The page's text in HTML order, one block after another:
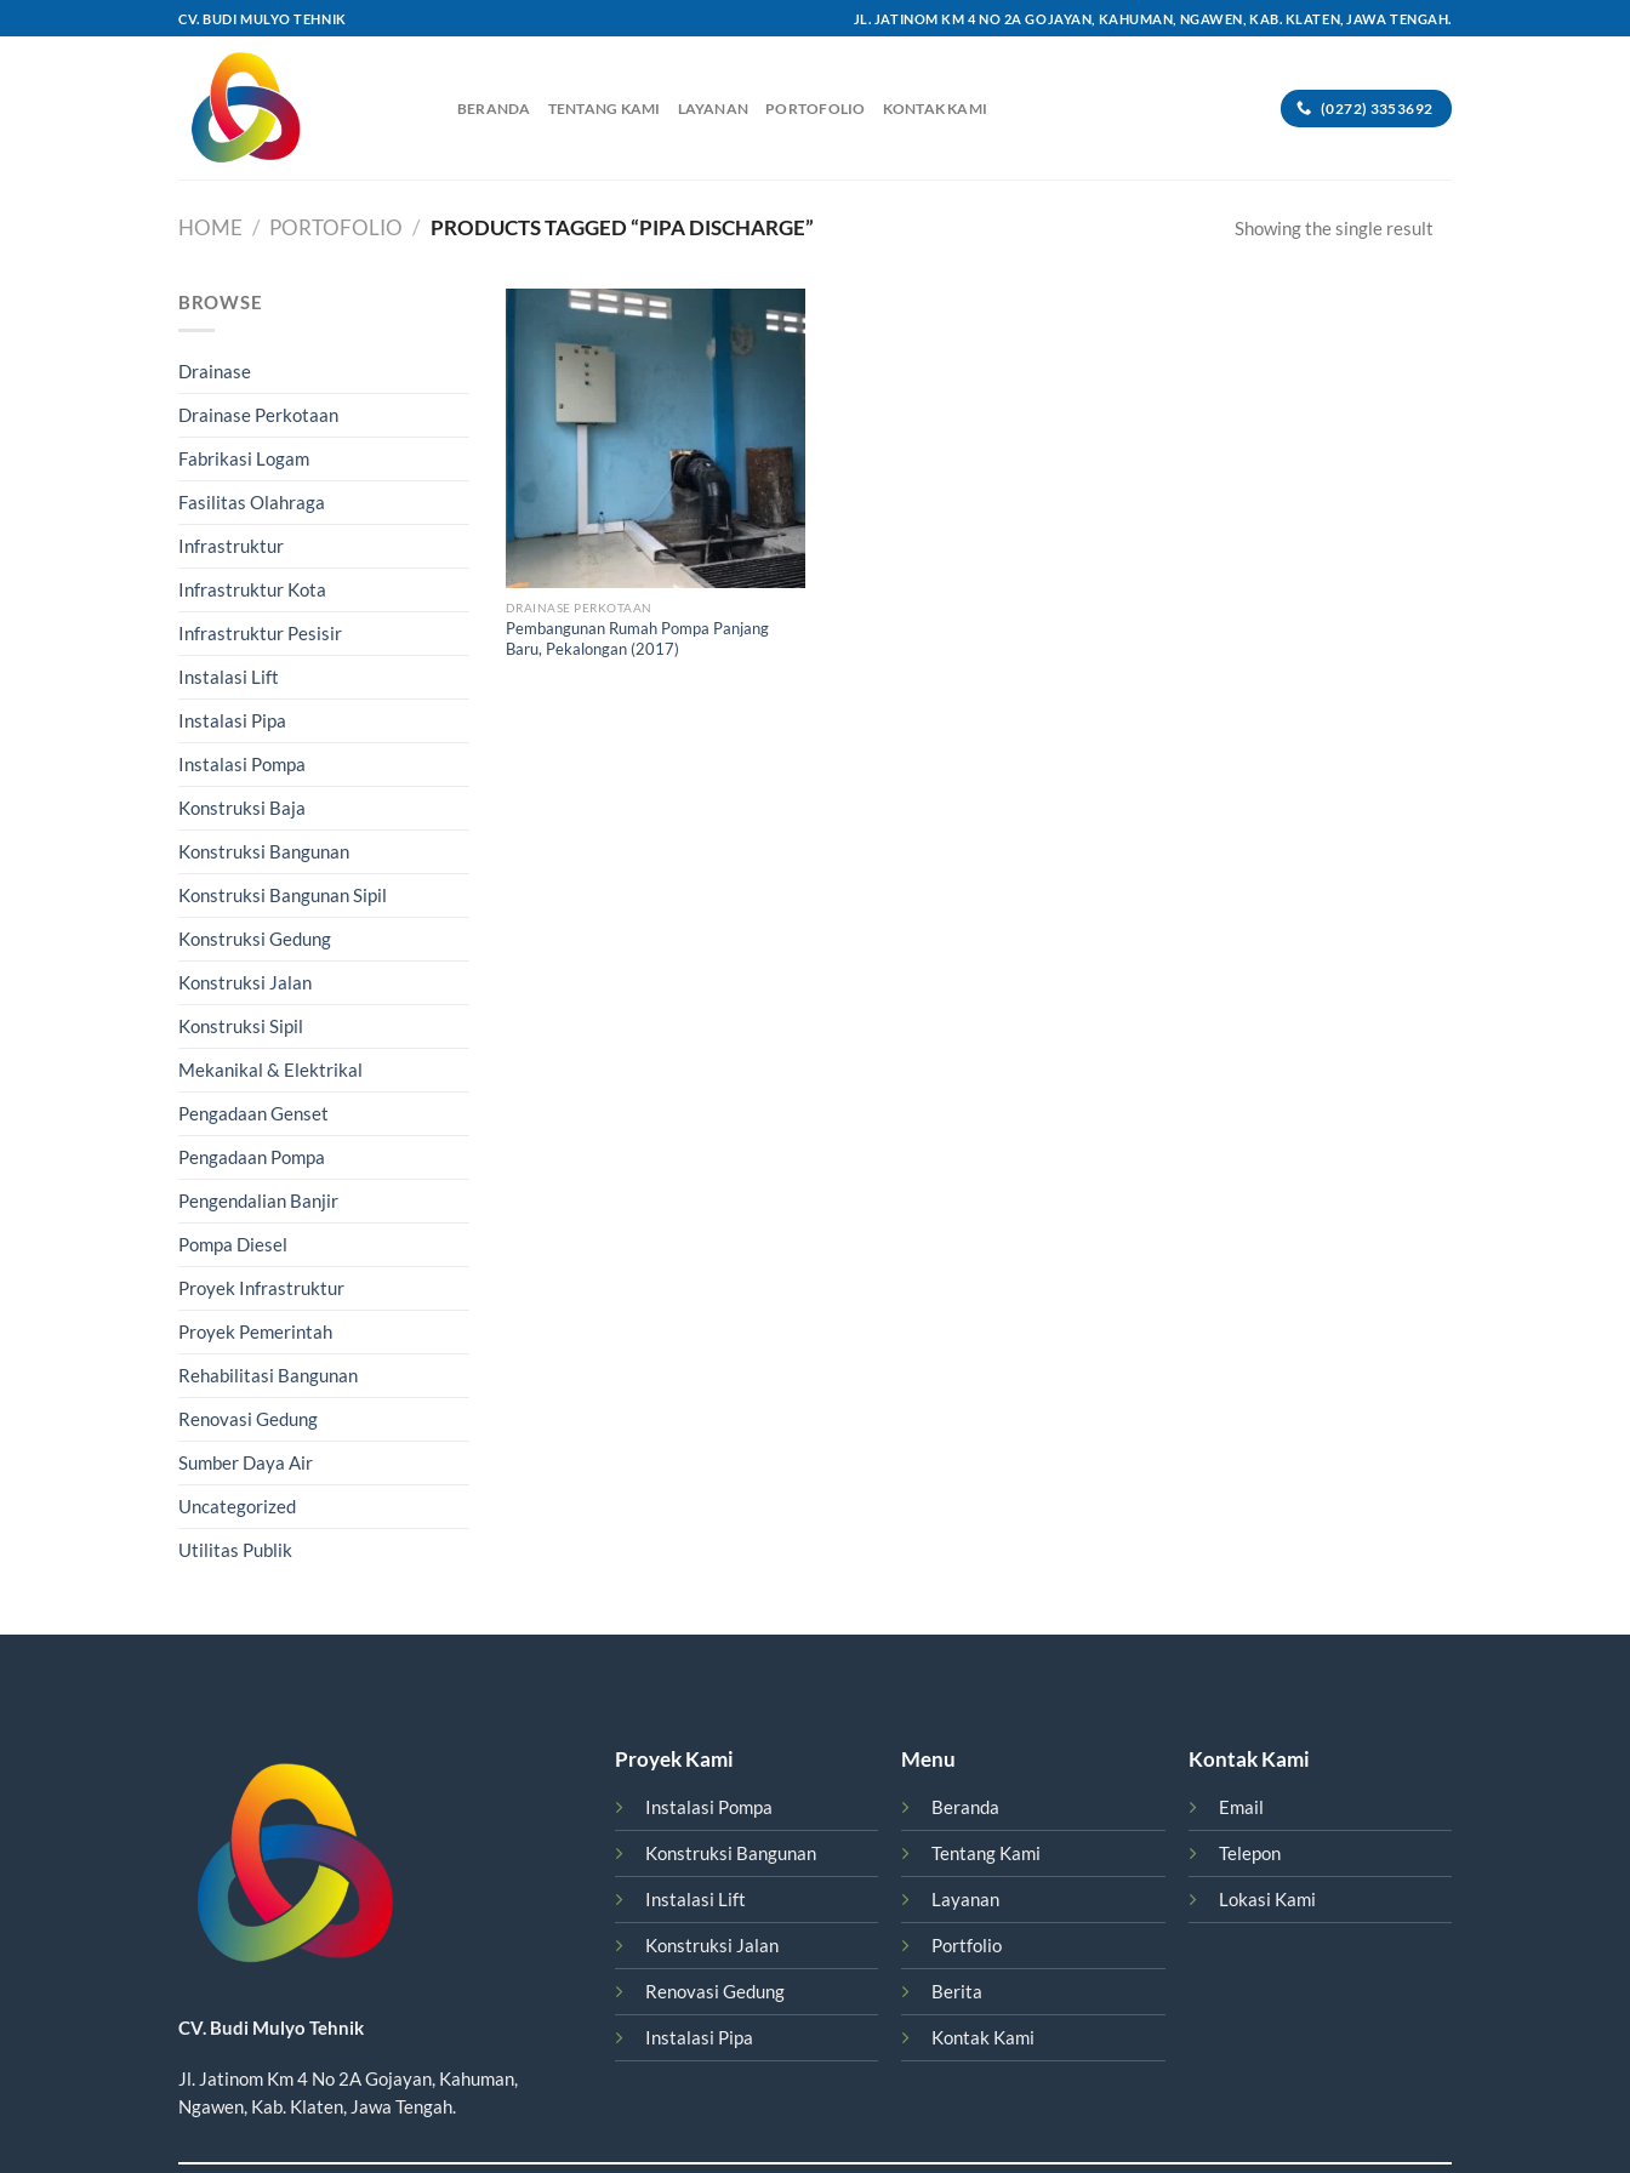
to
CV. BUDI MULYO TEHNIK JL. JATINOM KM 4 NO 2A GOJAYAN, KAHUMAN, NGAWEN, KAB. KLATEN, JAWA TENGAH.
BERANDA TENTANG KAMI LAYANAN PORTOFOLIO KONTAK KAMI (0272) 3353692
HOME / PORTOFOLIO / PRODUCTS TAGGED “PIPA DISCHARGE” Showing the single result
BROWSE
Drainase
Drainase Perkotaan
Fabrikasi Logam
Fasilitas Olahraga
Infrastruktur
Infrastruktur Kota
Infrastruktur Pesisir
Instalasi Lift
Instalasi Pipa
Instalasi Pompa
Konstruksi Baja
Konstruksi Bangunan
Konstruksi Bangunan Sipil
Konstruksi Gedung
Konstruksi Jalan
Konstruksi Sipil
Mekanikal & Elektrikal
Pengadaan Genset
Pengadaan Pompa
Pengendalian Banjir
Pompa Diesel
Proyek Infrastruktur
Proyek Pemerintah
Rehabilitasi Bangunan
Renovasi Gedung
Sumber Daya Air
Uncategorized
Utilitas Publik
DRAINASE PERKOTAAN
Pembangunan Rumah Pompa Panjang
Baru, Pekalongan (2017)
CV. Budi Mulyo Tehnik
Jl. Jatinom Km 4 No 2A Gojayan, Kahuman,
Ngawen, Kab. Klaten, Jawa Tengah.
Proyek Kami
Instalasi Pompa
Konstruksi Bangunan
Instalasi Lift
Konstruksi Jalan
Renovasi Gedung
Instalasi Pipa
Menu
Beranda
Tentang Kami
Layanan
Portfolio
Berita
Kontak Kami
Kontak Kami
Email
Telepon
Lokasi Kami